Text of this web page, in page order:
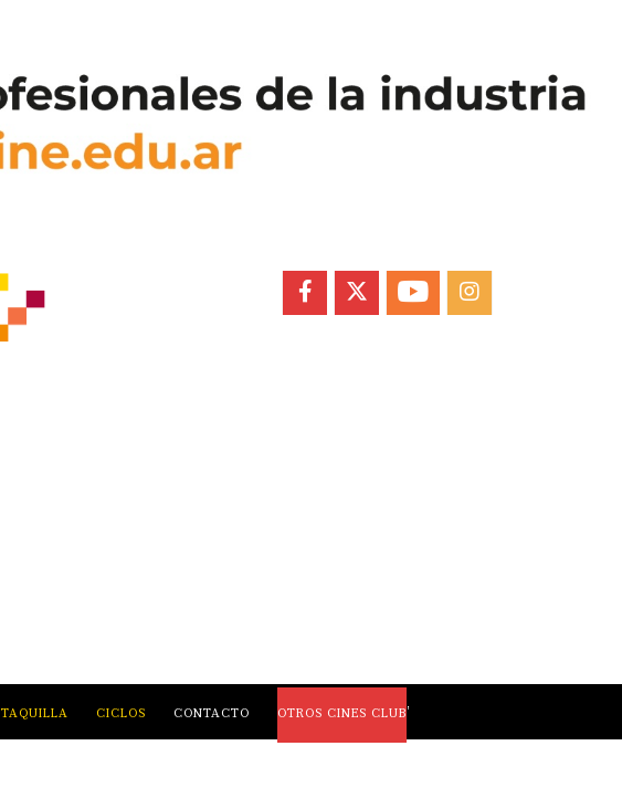
FACEBOOKYOUTUBEINSTAGRAM
TAQUILLA CICLOS CONTACTO OTROS CINES CLUB